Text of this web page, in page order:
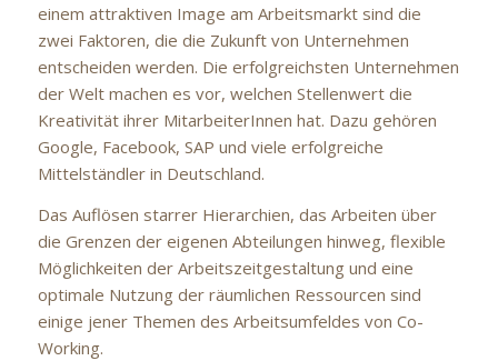
einem attraktiven Image am Arbeitsmarkt sind die
zwei Faktoren, die die Zukunft von Unternehmen
entscheiden werden. Die erfolgreichsten Unternehmen
der Welt machen es vor, welchen Stellenwert die
Kreativität ihrer MitarbeiterInnen hat. Dazu gehören
Google, Facebook, SAP und viele erfolgreiche
Mittelständler in Deutschland.
Das Auflösen starrer Hierarchien, das Arbeiten über
die Grenzen der eigenen Abteilungen hinweg, flexible
Möglichkeiten der Arbeitszeitgestaltung und eine
optimale Nutzung der räumlichen Ressourcen sind
einige jener Themen des Arbeitsumfeldes von Co-
Working.